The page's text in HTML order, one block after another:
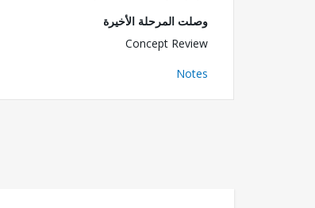
وصلت المرحلة الأخيرة
Concept Review
Notes